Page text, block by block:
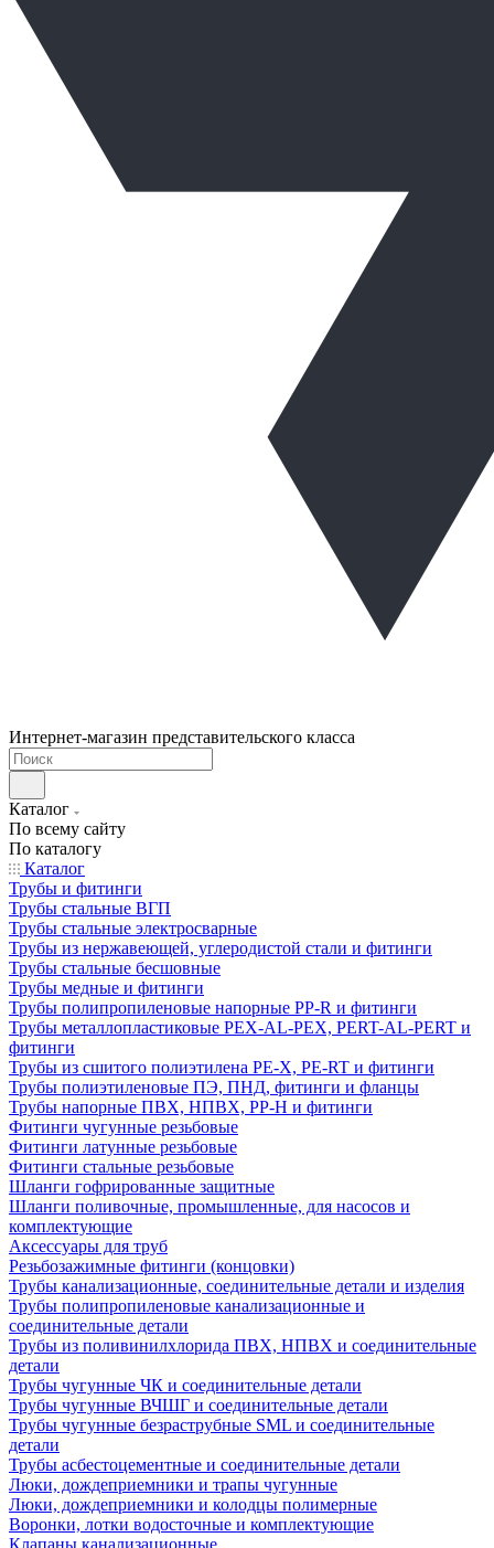
Интернет-магазин представительского класса
Каталог
По всему сайту
По каталогу
Каталог
Трубы и фитинги
Трубы стальные ВГП
Трубы стальные электросварные
Трубы из нержавеющей, углеродистой стали и фитинги
Трубы стальные бесшовные
Трубы медные и фитинги
Трубы полипропиленовые напорные PP-R и фитинги
Трубы металлопластиковые PEX-AL-PEX, PERT-AL-PERT и
фитинги
Трубы из сшитого полиэтилена PE-X, PE-RT и фитинги
Трубы полиэтиленовые ПЭ, ПНД, фитинги и фланцы
Трубы напорные ПВХ, НПВХ, PP-H и фитинги
Фитинги чугунные резьбовые
Фитинги латунные резьбовые
Фитинги стальные резьбовые
Шланги гофрированные защитные
Шланги поливочные, промышленные, для насосов и
комплектующие
Аксессуары для труб
Резьбозажимные фитинги (концовки)
Трубы канализационные, соединительные детали и изделия
Трубы полипропиленовые канализационные и
соединительные детали
Трубы из поливинилхлорида ПВХ, НПВХ и соединительные
детали
Трубы чугунные ЧК и соединительные детали
Трубы чугунные ВЧШГ и соединительные детали
Трубы чугунные безраструбные SML и соединительные
детали
Трубы асбестоцементные и соединительные детали
Люки, дождеприемники и трапы чугунные
Люки, дождеприемники и колодцы полимерные
Воронки, лотки водосточные и комплектующие
Клапаны канализационные